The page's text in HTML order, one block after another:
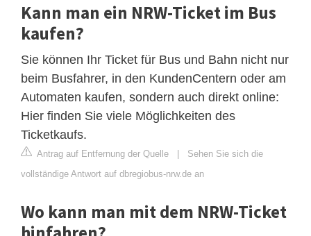
Kann man ein NRW-Ticket im Bus
kaufen?
Sie können Ihr Ticket für Bus und Bahn nicht nur
beim Busfahrer, in den KundenCentern oder am
Automaten kaufen, sondern auch direkt online:
Hier finden Sie viele Möglichkeiten des
Ticketkaufs.
Antrag auf Entfernung der Quelle | Sehen Sie sich die
vollständige Antwort auf dbregiobus-nrw.de an
Wo kann man mit dem NRW-Ticket